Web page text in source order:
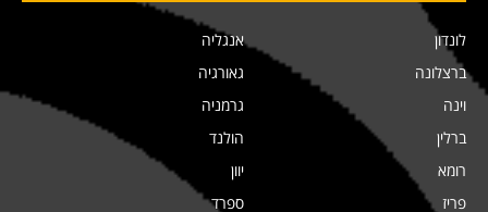
לונדון
ברצלונה
וינה
ברלין
רומא
פריז
אנגליה
גאורגיה
גרמניה
הולנד
יוון
ספרד